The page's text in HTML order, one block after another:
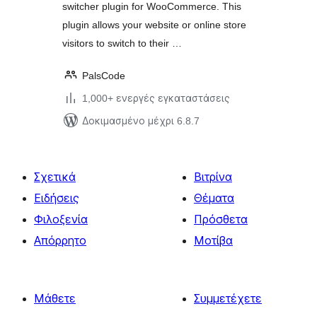
switcher plugin for WooCommerce. This
plugin allows your website or online store
visitors to switch to their …
PalsCode
1,000+ ενεργές εγκαταστάσεις
Δοκιμασμένο μέχρι 6.8.7
Σχετικά
Ειδήσεις
Φιλοξενία
Απόρρητο
Βιτρίνα
Θέματα
Πρόσθετα
Μοτίβα
Μάθετε
Συμμετέχετε